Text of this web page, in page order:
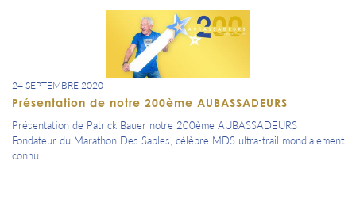
pour nos actions et notre département.
#laubepuissance10 .... fois plus de Champagne !
24 SEPTEMBRE 2020
Présentation de notre 200ème AUBASSADEURS
Présentation de Patrick Bauer notre 200ème AUBASSADEURS
Fondateur du Marathon Des Sables, célèbre MDS ultra-trail mondialement
connu.